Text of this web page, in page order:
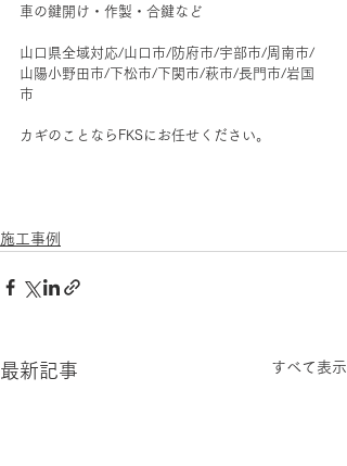
車の鍵開け・作製・合鍵など
山口県全域対応/山口市/防府市/宇部市/周南市/
山陽小野田市/下松市/下関市/萩市/長門市/岩国
市
カギのことならFKSにお任せください。
施工事例
最新記事 すべて表示